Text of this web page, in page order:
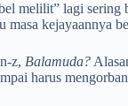
melilit” lagi
kejayaannya
z, Balamuda?
harus